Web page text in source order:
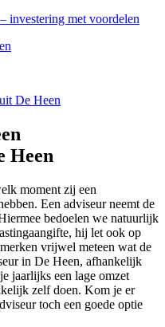
investering met voordelen
De Heen
Heen
moment zij een
Een adviseur neemt de
bedoelen we natuurlijk
hij let ook op
vrijwel meteen wat de
in De Heen, afhankelijk
jaarlijks een lage omzet
zelf doen. Kom je er
toch een goede optie